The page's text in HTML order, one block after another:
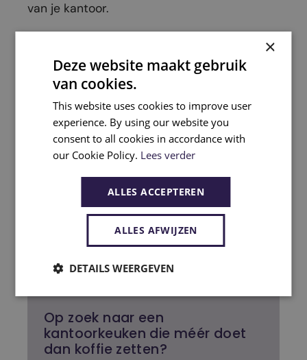
van je kantoor.
Op zoek naar een
kantoorkeuken die méér doet
dan koffie zetten?
×
Deze website maakt gebruik
van cookies.
This website uses cookies to improve user
experience. By using our website you
consent to all cookies in accordance with
our Cookie Policy. Lees verder
ALLES ACCEPTEREN
ALLES AFWIJZEN
DETAILS WEERGEVEN